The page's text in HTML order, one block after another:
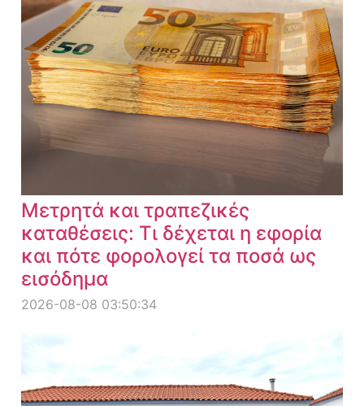
Μετρητά και τραπεζικές
καταθέσεις: Τι δέχεται η εφορία
και πότε φορολογεί τα ποσά ως
εισόδημα
2026-08-08 03:50:34